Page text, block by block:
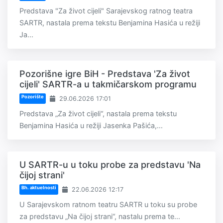
Predstava "Za život cijeli" Sarajevskog ratnog teatra
SARTR, nastala prema tekstu Benjamina Hasića u režiji
Ja...
Pozorišne igre BiH - Predstava 'Za život
cijeli' SARTR-a u takmičarskom programu
Pozorište 29.06.2026 17:01
Predstava „Za život cijeli“, nastala prema tekstu
Benjamina Hasića u režiji Jasenka Pašića,...
U SARTR-u u toku probe za predstavu 'Na
čijoj strani'
Bh. aktuelnosti 22.06.2026 12:17
U Sarajevskom ratnom teatru SARTR u toku su probe
za predstavu „Na čijoj strani“, nastalu prema te...